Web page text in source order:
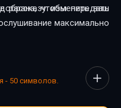
чтобы передать
максимально
фантастика и драма,
рассказу изменить ваш
- 50 символов.